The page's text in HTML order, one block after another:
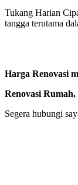
Tukang Harian
tangga terutama
Harga Renovasi
Renovasi
Segera hubungi